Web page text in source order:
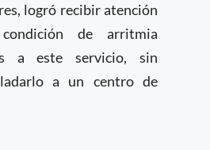
logró recibir atención
de arritmia
a este servicio, sin
a un centro de